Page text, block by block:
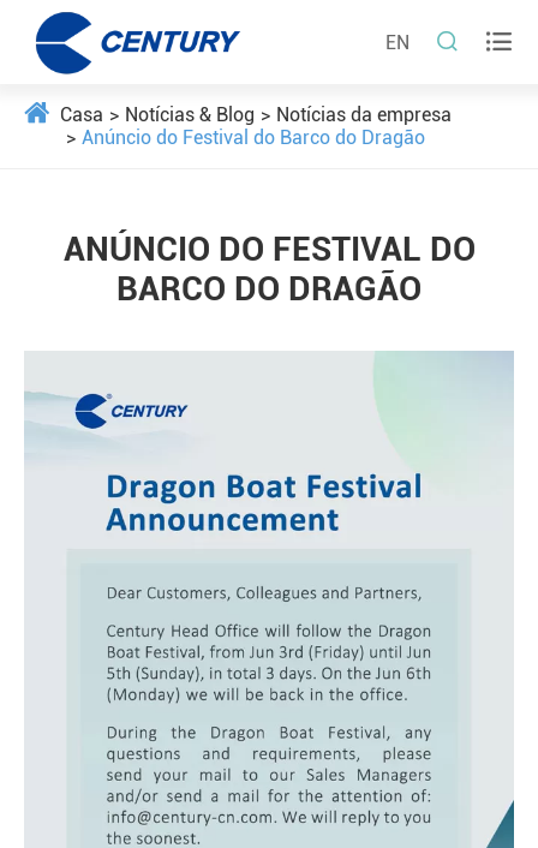
EN  
Casa Notícias & Blog
Notícias da empresa
Anúncio do Festival do Barco do Dragão
ANÚNCIO DO FESTIVAL DO
BARCO DO DRAGÃO